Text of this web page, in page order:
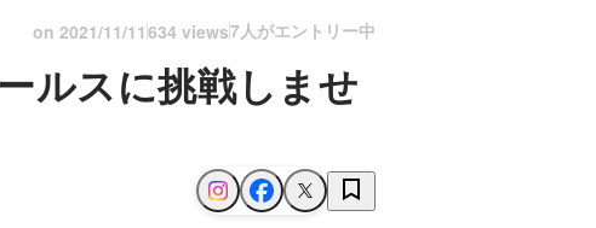
on 2021/11/11 634 views7人がエントリー中
ルスに挑戦しませ